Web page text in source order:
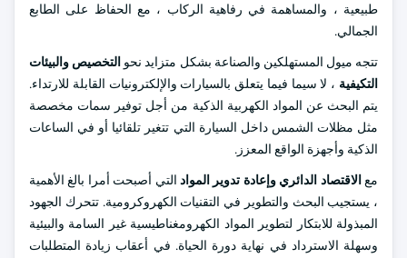
طبيعية ، والمساهمة في رفاهية الركاب ، مع الحفاظ على الطابع
الجمالي.
تتجه ميول المستهلكين والصناعة بشكل متزايد نحو التخصيص والبيئات
التكيفية ، لا سيما فيما يتعلق بالسيارات والإلكترونيات القابلة للارتداء.
يتم البحث عن المواد الكهربية الذكية من أجل توفير سمات مخصصة
مثل مظلات الشمس داخل السيارة التي تتغير تلقائيا أو في الساعات
الذكية وأجهزة الواقع المعزز.
معالاقتصاد الدائري وإعادة تدوير المواد التي أصبحت أمرا بالغ الأهمية
، يستجيب البحث والتطوير في التقنيات الكهروكرومية. تتحرك الجهود
المبذولة للابتكار لتطوير المواد الكهرومغناطيسية غير السامة والبيئية
وسهلة الاسترداد في نهاية دورة الحياة. في أعقاب زيادة المتطلبات